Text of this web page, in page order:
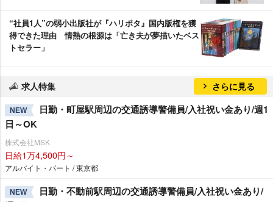
“社員1人”の弱小出版社が『ハリポタ』国内版権を獲
得できた理由 情熱の根源は「亡き夫が夢描いたベス
トセラー」
求人特集 さらに見る
NEW
日勤・町屋駅周辺の交通誘導警備員/入社祝い金あり/週1
日～OK
株式会社MSK
日給1万4,500円～
アルバイト・パート / 東京都
NEW
日勤・不動前駅周辺の交通誘導警備員/入社祝い金あり/